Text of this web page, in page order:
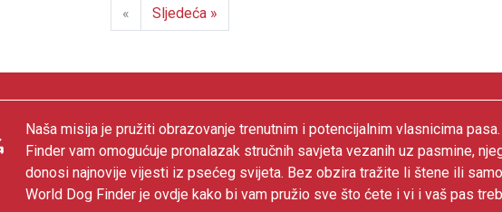
« Sljedeća »
Naša misija je pružiti obrazovanje trenutnim i potencijalnim vlasnicima
Finder vam omogućuje pronalazak stručnih savjeta vezanih uz pasmine,
donosi najnovije vijesti iz psećeg svijeta. Bez obzira tražite li štene ili
World Dog Finder je ovdje kako bi vam pružio sve što ćete i vi i vaš pas